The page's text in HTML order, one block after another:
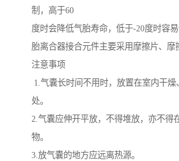
制，高于60
度时会降低气胎寿命，低于-20度时容
胎离合器接合元件主要采用摩擦片、摩
注意事项
1.气囊长时间不用时，放置在室内干燥
处。
2.气囊应伸开平放，不得堆放，亦不得
物。
3.放气囊的地方应远离热源。